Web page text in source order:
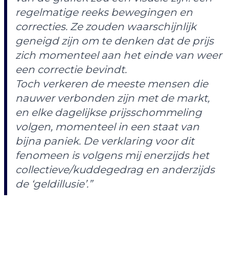
regelmatige reeks bewegingen en
correcties. Ze zouden waarschijnlijk
geneigd zijn om te denken dat de prijs
zich momenteel aan het einde van weer
een correctie bevindt.
Toch verkeren de meeste mensen die
nauwer verbonden zijn met de markt,
en elke dagelijkse prijsschommeling
volgen, momenteel in een staat van
bijna paniek. De verklaring voor dit
fenomeen is volgens mij enerzijds het
collectieve/kuddegedrag en anderzijds
de ‘geldillusie’.”